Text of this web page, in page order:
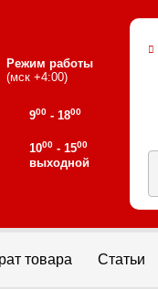
Режим работы
(мск +4:00)
900 - 1800
1000 - 1500
выходной
товара Статьи